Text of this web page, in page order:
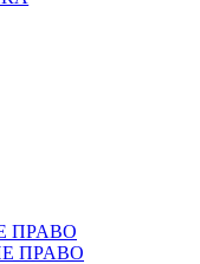
ПРАВО
ПРАВО